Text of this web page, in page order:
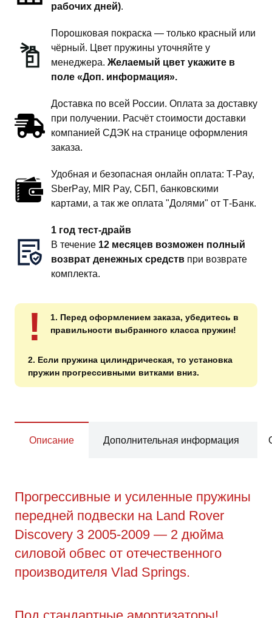
рабочих дней).
Порошковая покраска — только красный или
чёрный. Цвет пружины уточняйте у
менеджера. Желаемый цвет укажите в
поле «Доп. информация».
Доставка по всей России. Оплата за доставку
при получении. Расчёт стоимости доставки
компанией СДЭК на странице оформления
заказа.
Удобная и безопасная онлайн оплата: T‑Pay,
SberPay, MIR Pay, СБП, банковскими
картами, а так же оплата "Долями" от Т-Банк.
1 год тест-драйв
В течение 12 месяцев возможен полный
возврат денежных средств при возврате
комплекта.
!
1. Перед оформлением заказа, убедитесь в
правильности выбранного класса пружин!
2. Если пружина цилиндрическая, то установка
пружин прогрессивными витками вниз.
Описание Дополнительная информация
Прогрессивные и усиленные пружины
передней подвески на Land Rover
Discovery 3 2005-2009 — 2 дюйма
силовой обвес от отечественного
производителя Vlad Springs.